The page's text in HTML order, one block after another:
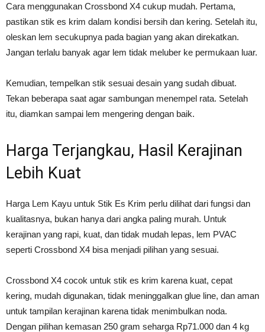
Cara menggunakan Crossbond X4 cukup mudah. Pertama,
pastikan stik es krim dalam kondisi bersih dan kering. Setelah itu,
oleskan lem secukupnya pada bagian yang akan direkatkan.
Jangan terlalu banyak agar lem tidak meluber ke permukaan luar.
Kemudian, tempelkan stik sesuai desain yang sudah dibuat.
Tekan beberapa saat agar sambungan menempel rata. Setelah
itu, diamkan sampai lem mengering dengan baik.
Harga Terjangkau, Hasil Kerajinan
Lebih Kuat
Harga Lem Kayu untuk Stik Es Krim perlu dilihat dari fungsi dan
kualitasnya, bukan hanya dari angka paling murah. Untuk
kerajinan yang rapi, kuat, dan tidak mudah lepas, lem PVAC
seperti Crossbond X4 bisa menjadi pilihan yang sesuai.
Crossbond X4 cocok untuk stik es krim karena kuat, cepat
kering, mudah digunakan, tidak meninggalkan glue line, dan aman
untuk tampilan kerajinan karena tidak menimbulkan noda.
Dengan pilihan kemasan 250 gram seharga Rp71.000 dan 4 kg